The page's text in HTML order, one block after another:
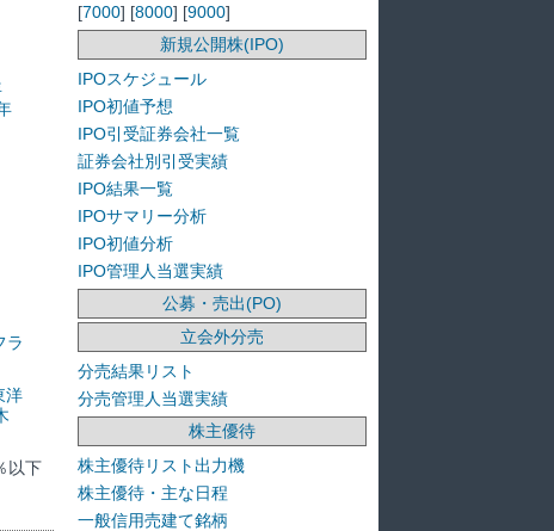
ラ
洋
以下
[7000] [8000] [9000]
新規公開株(IPO)
IPOスケジュール
IPO初値予想
IPO引受証券会社一覧
証券会社別引受実績
IPO結果一覧
IPOサマリー分析
IPO初値分析
IPO管理人当選実績
公募・売出(PO)
立会外分売
分売結果リスト
分売管理人当選実績
株主優待
株主優待リスト出力機
株主優待・主な日程
一般信用売建て銘柄